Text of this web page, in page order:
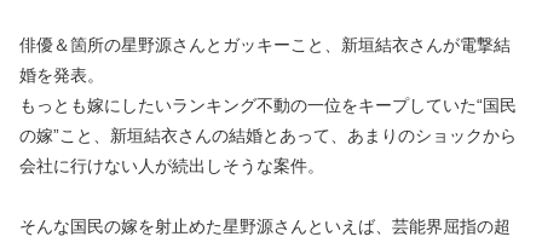
俳優＆箇所の星野源さんとガッキーこと、新垣結衣さんが電撃結
婚を発表。
もっとも嫁にしたいランキング不動の一位をキープしていた“国民
の嫁”こと、新垣結衣さんの結婚とあって、あまりのショックから
会社に行けない人が続出しそうな案件。
そんな国民の嫁を射止めた星野源さんといえば、芸能界屈指の超